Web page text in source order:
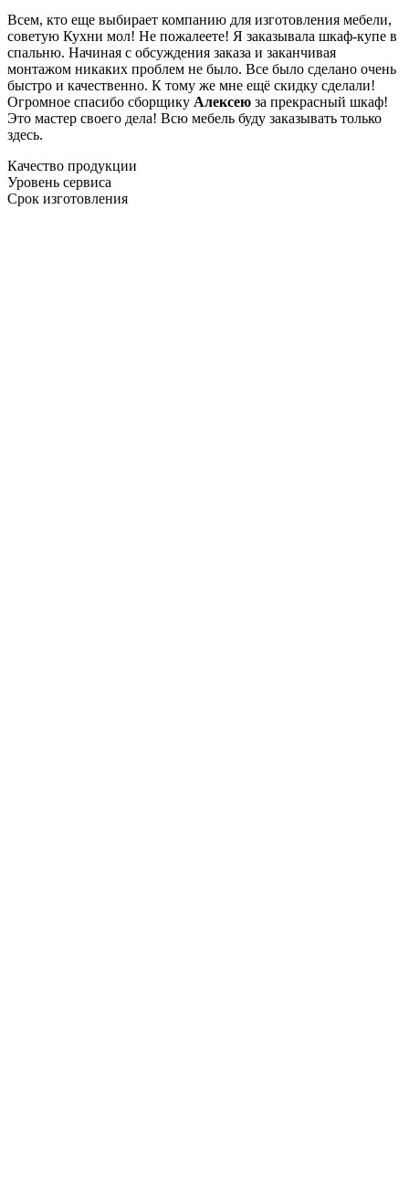
Всем, кто еще выбирает компанию для изготовления мебели,
советую Кухни мол! Не пожалеете! Я заказывала шкаф-купе в
спальню. Начиная с обсуждения заказа и заканчивая
монтажом никаких проблем не было. Все было сделано очень
быстро и качественно. К тому же мне ещё скидку сделали!
Огромное спасибо сборщику Алексею за прекрасный шкаф!
Это мастер своего дела! Всю мебель буду заказывать только
здесь.
Качество продукции
Уровень сервиса
Срок изготовления